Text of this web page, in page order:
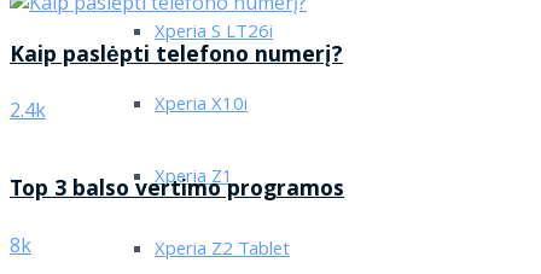
Xperia S LT26i
Xperia X10i
Xperia Z1
Xperia Z2 Tablet
Kaip paslėpti telefono numerį?
2.4k
Top 3 balso vertimo programos
8k